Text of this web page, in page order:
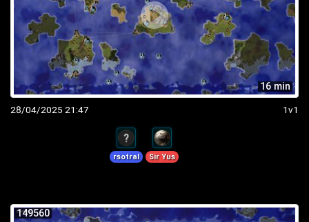
16 min
28/04/2025 21:47 1v1
rsotral Sir Yus
149560